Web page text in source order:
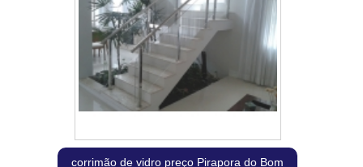
corrimão de vidro preço Pirapora do Bom